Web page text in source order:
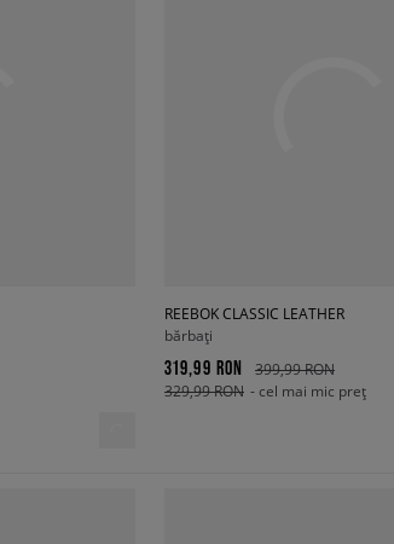
REEBOK CLASSIC LEATHER
bărbați
319,99 RON
399,99 RON
329,99 RON - cel mai mic preț